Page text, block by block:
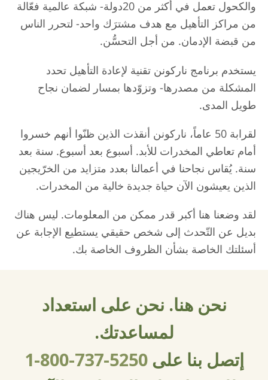
والكحول تعمل في أكثر من 20دولة- شبكة عالمية فعّالة
من مراكز التأهيل مع هدف مشترَك واحد- لتحرر الناس
من قبضة الإدمان. من أجل التحسُّن.
يستخدم برنامج ناركونن تقنية لإعادة التأهيل تحدد
المشكلة من مصدرها- وتزوّدها بمسار لضمان نجاح
طويل المدى.
لقرابة 50 عاماً، ناركونن أنقذت الذين ظنّوا أنهم خسروا
أمام تعاطي المخدرات للأبد. أسبوع بعد أسبوع. سنة بعد
سنة. يُقاس نجاحنا في أعمالنا بعدد متزايد من الخرّيجين
الذين يعيشون الآن حياة جديدة خالية من المخدرات.
لقد وضعنا هنا أكبر قدر ممكن من المعلومات. ليس هناك
بديل عن التّحدث إلى شخص حقيقي يستطيع الإجابة عن
أسئلتك الخاصة بشأن الظروف الخاصة بك.
نحن هنا. نحن على استعداد
لمساعدتك.
إتصل بنا على1-800-737-5250